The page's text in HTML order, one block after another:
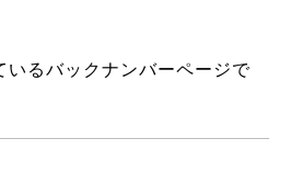
いるバックナンバーページで